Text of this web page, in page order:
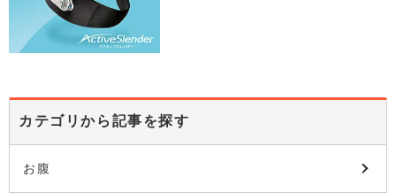
カテゴリから記事を探す
お腹